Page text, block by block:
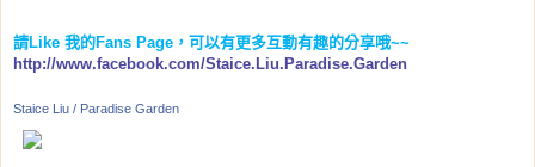
請Like 我的Fans Page ，可以有更多互動有趣的分享哦~~
http://www.facebook.com/Staice.Liu.Paradise.Garden
Staice Liu / Paradise Garden